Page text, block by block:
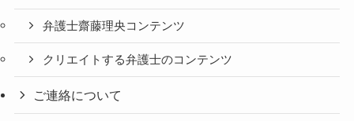
弁護士齋藤理央コンテンツ
クリエイトする弁護士のコンテンツ
ご連絡について